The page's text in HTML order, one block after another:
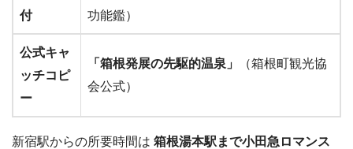
付
功能鑑）
公式キャ
ッチコピ
ー
「箱根発展の先駆的温泉」
（箱根町観光協
会公式）
新宿駅からの所要時間は 箱根湯本駅まで小田急ロマンス